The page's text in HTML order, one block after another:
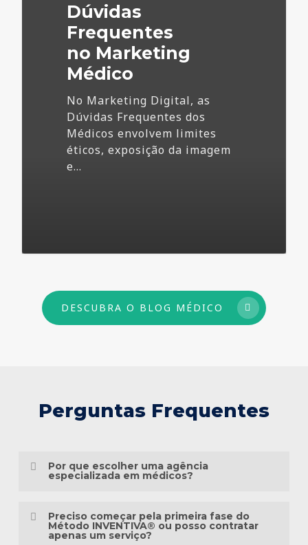
Dúvidas
Frequentes
no Marketing
Médico
No Marketing Digital, as
Dúvidas Frequentes dos
Médicos envolvem limites
éticos, exposição da imagem
e…
DESCUBRA O BLOG MÉDICO
Perguntas Frequentes
Por que escolher uma agência
especializada em médicos?
mais do que conhecimento em publicidade.
Preciso começar pela primeira fase do
Método INVENTIVA® ou posso contratar
apenas um serviço?